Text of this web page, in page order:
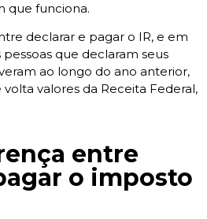
que funciona.
declarar e pagar o IR, e em
que declaram seus
ao longo do ano anterior,
valores da Receita Federal,
entre
o imposto